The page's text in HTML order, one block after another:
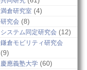
満倉研究室 (4)
研究会 (8)
システム同定研究会 (12)
鎌倉モビリティ研究会
(9)
慶應義塾大学 (60)